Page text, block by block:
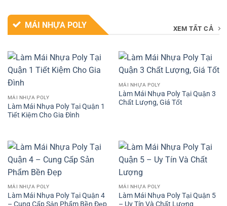
MÁI NHỰA POLY XEM TẤT CẢ
MÁI NHỰA POLY
Làm Mái Nhựa Poly Tại Quận 1
Tiết Kiệm Cho Gia Đình
MÁI NHỰA POLY
Làm Mái Nhựa Poly Tại Quận 3
Chất Lượng, Giá Tốt
MÁI NHỰA POLY
Làm Mái Nhựa Poly Tại Quận 4
– Cung Cấp Sản Phẩm Bền Đẹp
MÁI NHỰA POLY
Làm Mái Nhựa Poly Tại Quận 5
– Uy Tín Và Chất Lượng